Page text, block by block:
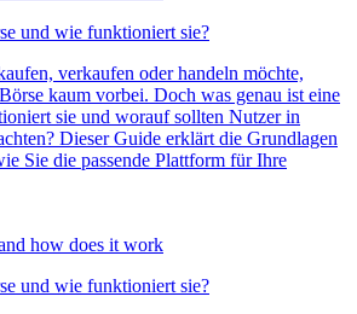
und wie funktioniert sie?
verkaufen oder handeln möchte,
kaum vorbei. Doch was genau ist eine
sie und worauf sollten Nutzer in
Dieser Guide erklärt die Grundlagen
Sie die passende Plattform für Ihre
und wie funktioniert sie?